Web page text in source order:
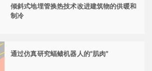
倾斜式地埋管换热技术改进建筑物的供暖和
制冷
通过仿真研究蝠鲼机器人的“肌肉”